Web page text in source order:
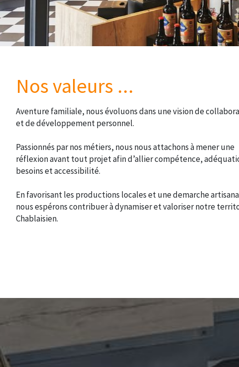
Nos valeurs ...
Aventure familiale, nous évoluons dans une vision de
et de développement personnel.
Passionnés par nos métiers, nous nous attachons à mener une
réflexion avant tout projet afin d’allier compétence,
besoins et accessibilité.
En favorisant les productions locales et une demarche
nous espérons contribuer à dynamiser et valoriser notre
Chablaisien.